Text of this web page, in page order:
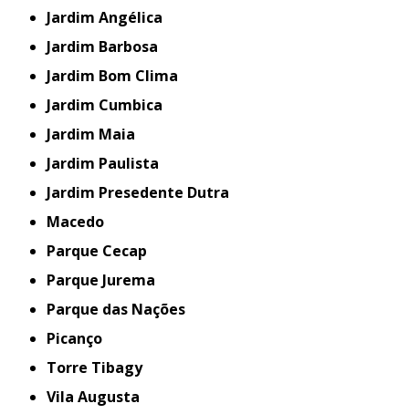
Jardim Angélica
Jardim Barbosa
Jardim Bom Clima
Jardim Cumbica
Jardim Maia
Jardim Paulista
Jardim Presedente Dutra
Macedo
Parque Cecap
Parque Jurema
Parque das Nações
Picanço
Torre Tibagy
Vila Augusta